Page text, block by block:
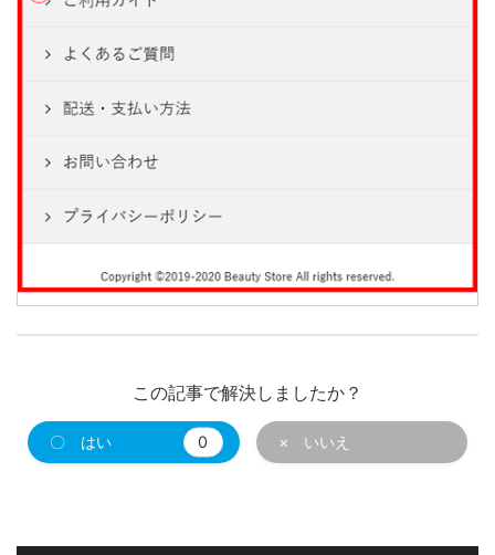
この記事で解決しましたか？
〇 はい 0 × いいえ